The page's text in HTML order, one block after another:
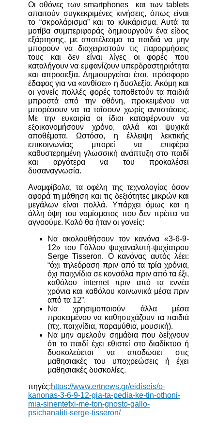
Οι οθόνες των smartphones και των tablets
απαιτούν συγκεκριμένες κινήσεις, όπως είναι
το “σκρολάρισμα” και το κλικάρισμα. Αυτά τα
μοτίβα συμπεριφοράς δημιουργούν ένα είδος
εξάρτησης, με αποτέλεσμα τα παιδιά να μην
μπορούν να διαχειριστούν τις παρορμήσεις
τους και δεν είναι λίγες οι φορές που
καταλήγουν να εμφανίζουν υπερδραστηριότητα
και απροσεξία. Δημιουργείται έτσι, πρόσφορο
έδαφος για να «ανθίσει» η δυσλεξία. Ακόμη και
οι γονείς πολλές φορές τοποθετούν τα παιδιά
μπροστά από την οθόνη, προκειμένου να
μπορέσουν να τα ταΐσουν χωρίς αντιστάσεις.
Με την ευκαιρία οι ίδιοι καταφέρνουν να
εξοικονομήσουν χρόνο, αλλά και ψυχικά
αποθέματα. Ωστόσο, η έλλειψη λεκτικής
επικοινωνίας μπορεί να επιφέρει
καθυστερημένη γλωσσική ανάπτυξη στο παιδί
και αργότερα να του προκαλέσει
δυσαναγνωσία.
Αναμφίβολα, τα οφέλη της τεχνολογίας όσον
αφορά τη μάθηση και τις δεξιότητες μικρών και
μεγάλων είναι πολλά. Υπάρχει όμως και η
άλλη όψη του νομίσματος που δεν πρέπει να
αγνοούμε. Καλό θα ήταν οι γονείς:
Nα ακολουθήσουν τον κανόνα «3-6-9-
12» του Γάλλου ψυχαναλυτή-ψυχίατρου
Serge Tisseron. Ο κανόνας αυτός λέει:
“όχι τηλεόραση πριν από τα τρία χρόνια,
όχι παιχνίδια σε κονσόλα πριν από τα έξι,
καθόλου internet πριν από τα εννέα
χρόνια και καθόλου κοινωνικά μέσα πριν
από τα 12”.
Να χρησιμοποιούν άλλα μέσα
προκειμένου να καθησυχάζουν τα παιδιά
(πχ. παιχνίδια, παραμύθια, μουσική).
Να μην αμελούν σημάδια που δείχνουν
ότι το παιδί έχει εθιστεί στο διαδίκτυο ή
δυσκολεύεται να αποδώσει στις
μαθησιακές του υποχρεώσεις ή έχει
μαθησιακές δυσκολίες.
πηγές:https://www.ertnews.gr/eidiseis/o-
kanonas-3-6-9-12-gia-ta-pedia-ke-tin-othoni-
mia-sinentefxi-me-ton-gnosto-gallo-
psichanaliti-serge-tisseron/